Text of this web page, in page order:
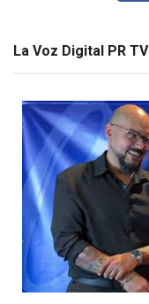
La Voz Digital PR TV